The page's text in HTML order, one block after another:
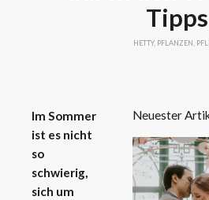
Tipps
HETTY, PFLANZEN
Im Sommer
ist es nicht
so
schwierig,
sich um
Neuester